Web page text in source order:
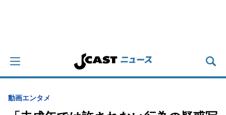
動画エンタメ